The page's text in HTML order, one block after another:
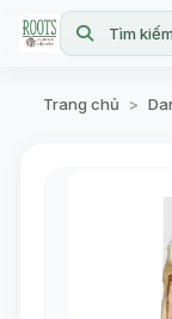
Tìm
Trang chủ >